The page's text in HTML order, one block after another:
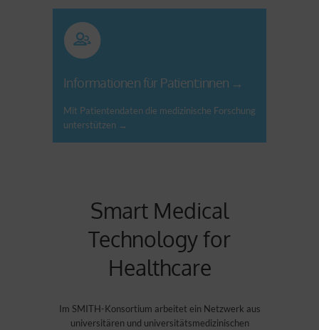
Informationen für Patient:innen
Mit Patientendaten die medizinische Forschung
unterstützen
Smart Medical
Technology for
Healthcare
Im SMITH-Konsortium arbeitet ein Netzwerk aus
universitären und universitätsmedizinischen